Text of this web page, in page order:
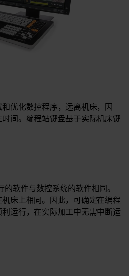
优化数控程序，远离机床，因
间。编程站键盘基于实际机床键
软件与数控系统的软件相同。
床上相同。因此，可确定在编程
运行，在实际加工中无需中断运